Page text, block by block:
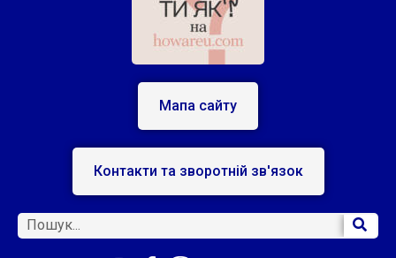
Мапа сайту
Контакти та зворотній зв'язок